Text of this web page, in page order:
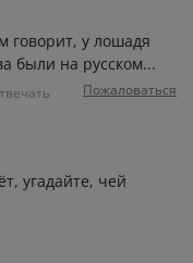
говорит, у лошадя
были на русском...
Пожаловаться
угадайте, чей